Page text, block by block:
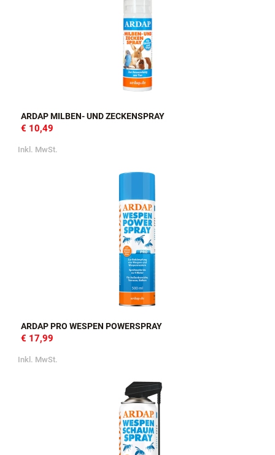
ARDAP MILBEN- UND ZECKENSPRAY
€ 10,49
Inkl. MwSt.
ARDAP PRO WESPEN POWERSPRAY
€ 17,99
Inkl. MwSt.